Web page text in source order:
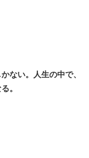
ない。人生の中で、
。